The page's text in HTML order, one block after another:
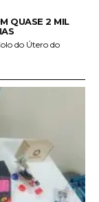
QUASE 2 MIL
do Útero do